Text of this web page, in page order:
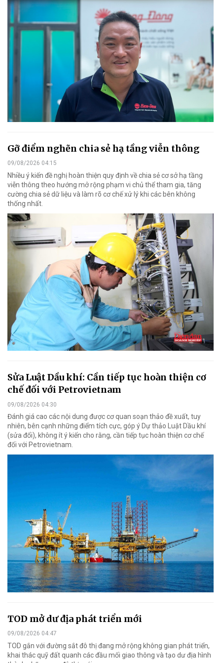
Gỡ điểm nghẽn chia sẻ hạ tầng viễn thông
09/08/2026 04:15
Nhiều ý kiến đề nghị hoàn thiện quy định về chia sẻ cơ sở hạ tầng
viễn thông theo hướng mở rộng phạm vi chủ thể tham gia, tăng
cường chia sẻ dữ liệu và làm rõ cơ chế xử lý khi các bên không
thống nhất.
Sửa Luật Dầu khí: Cần tiếp tục hoàn thiện cơ
chế đối với Petrovietnam
09/08/2026 04:30
Đánh giá cao các nội dung được cơ quan soạn thảo đề xuất, tuy
nhiên, bên cạnh những điểm tích cực, góp ý Dự thảo Luật Dầu khí
(sửa đổi), không ít ý kiến cho rằng, cần tiếp tục hoàn thiện cơ chế
đối với Petrovietnam.
TOD mở dư địa phát triển mới
09/08/2026 04:47
TOD gắn với đường sắt đô thị đang mở rộng không gian phát triển,
khai thác quỹ đất quanh các đầu mối giao thông và tạo dư địa hình